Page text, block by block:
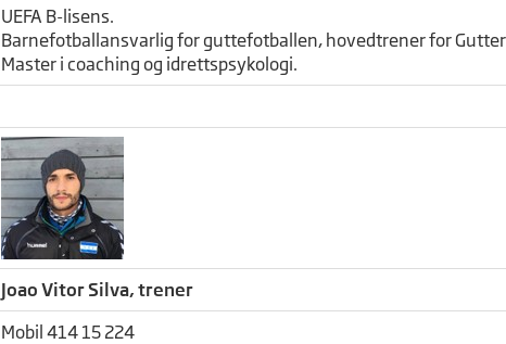
UEFA B-lisens.
Barnefotballansvarlig for guttefotballen, hovedtrener for
Master i coaching og idrettspsykologi.
Joao Vitor Silva, trener
Mobil 414 15 224